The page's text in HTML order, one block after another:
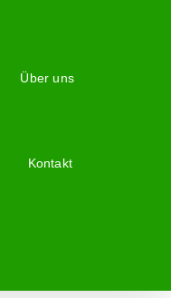
Über uns
Kontakt